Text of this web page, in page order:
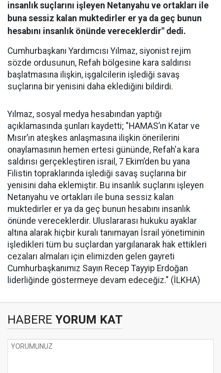
insanlık suçlarını işleyen Netanyahu ve ortakları ile
buna sessiz kalan muktedirler er ya da geç bunun
hesabını insanlık önünde vereceklerdir" dedi.
Cumhurbaşkanı Yardımcısı Yılmaz, siyonist rejim
sözde ordusunun, Refah bölgesine kara saldırısı
başlatmasına ilişkin, işgalcilerin işlediği savaş
suçlarına bir yenisini daha eklediğini bildirdi.
Yılmaz, sosyal medya hesabından yaptığı
açıklamasında şunları kaydetti; "HAMAS’ın Katar ve
Mısır’ın ateşkes anlaşmasına ilişkin önerilerini
onaylamasının hemen ertesi gününde, Refah'a kara
saldırısı gerçekleştiren israil, 7 Ekim’den bu yana
Filistin topraklarında işlediği savaş suçlarına bir
yenisini daha eklemiştir. Bu insanlık suçlarını işleyen
Netanyahu ve ortakları ile buna sessiz kalan
muktedirler er ya da geç bunun hesabını insanlık
önünde vereceklerdir. Uluslararası hukuku ayaklar
altına alarak hiçbir kuralı tanımayan İsrail yönetiminin
işledikleri tüm bu suçlardan yargılanarak hak ettikleri
cezaları almaları için elimizden gelen gayreti
Cumhurbaşkanımız Sayın Recep Tayyip Erdoğan
liderliğinde göstermeye devam edeceğiz." (İLKHA)
HABERE YORUM KAT